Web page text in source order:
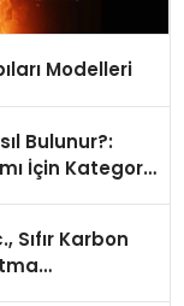
Modelleri
Bulunur?:
İçin Kategori
Sıfır Karbon